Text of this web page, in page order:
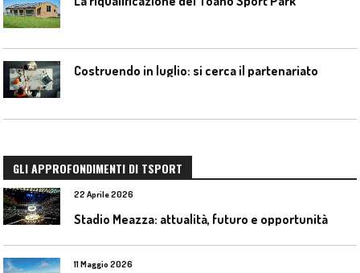
Costruendo in luglio: si cerca il partenariato
GLI APPROFONDIMENTI DI TSPORT
22 Aprile 2026
Stadio Meazza: attualità, futuro e opportunità
11 Maggio 2026